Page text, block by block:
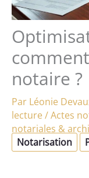
notaire ?
Par Léonie
lecture/Actes
notariales &
Notarisation